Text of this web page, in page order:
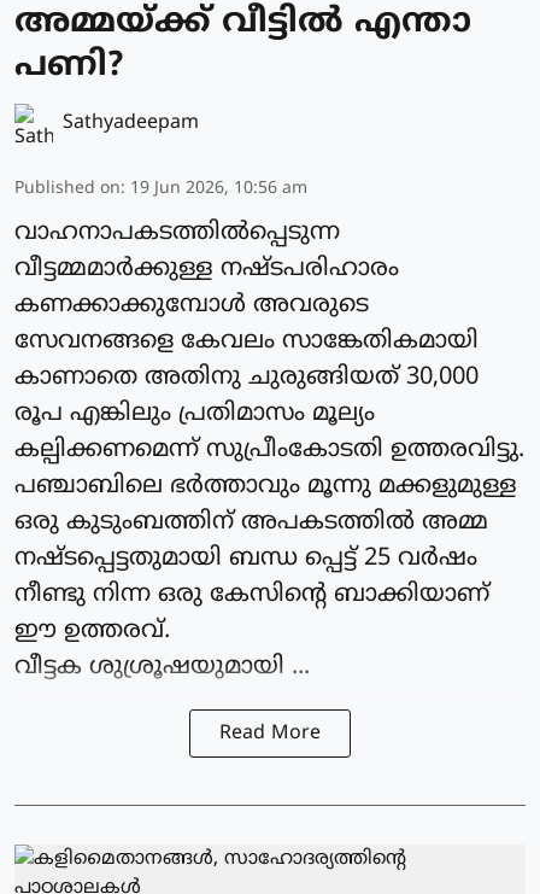
അമ്മയ്ക്ക് വീട്ടിൽ എന്താ
പണി?
Sathyadeepam
Published on: 19 Jun 2026, 10:56 am
വാഹനാപകടത്തിൽപ്പെടുന്ന
വീട്ടമ്മമാർക്കുള്ള നഷ്ടപരിഹാരം
കണക്കാക്കുമ്പോൾ അവരുടെ
സേവനങ്ങളെ കേവലം സാങ്കേതികമായി
കാണാതെ അതിനു ചുരുങ്ങിയത് 30,000
രൂപ എങ്കിലും പ്രതിമാസം മൂല്യം
കല്പിക്കണമെന്ന് സുപ്രീംകോടതി ഉത്തരവിട്ടു.
പഞ്ചാബിലെ ഭർത്താവും മൂന്നു മക്കളുമുള്ള
ഒരു കുടുംബത്തിന് അപകടത്തിൽ അമ്മ
നഷ്ടപ്പെട്ടതുമായി ബന്ധ പ്പെട്ട് 25 വർഷം
നീണ്ടു നിന്ന ഒരു കേസിന്റെ ബാക്കിയാണ്
ഈ ഉത്തരവ്.
വീട്ടക ശുശ്രൂഷയുമായി ...
Read More